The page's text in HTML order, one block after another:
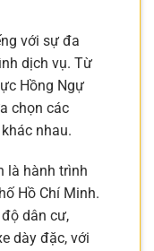
với sự đa
dịch vụ. Từ
Hồng Ngự
chọn các
nhau.
là hành trình
Hồ Chí Minh.
dân cư,
dày đặc, với